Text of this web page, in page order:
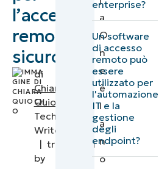
l’accesso
remoto
sicuro
di
Chiara
Quiocho
Technical
Writer
| translated
by
soluzioni
software
per
l’accesso
remoto
sicuro
Confronto
tra i migliori
software di
a
O
n
e
è
l
a
n
o
enterprise?
Un software
di accesso
remoto può
essere
utilizzato per
l'automazione
IT e la
gestione
degli
endpoint?